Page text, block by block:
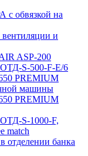
с обвязкой на
и
ASP-200
S-500-F-E/6
PREMIUM
машины
PREMIUM
S-1000-F,
match
отделении банка